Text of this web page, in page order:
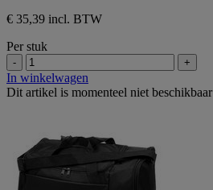
€ 35,39 incl. BTW
Per stuk
- +
In winkelwagen
Dit artikel is momenteel niet beschikbaar